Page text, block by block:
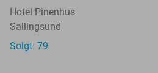
Hotel Pinenhus
Sallingsund
Solgt: 79